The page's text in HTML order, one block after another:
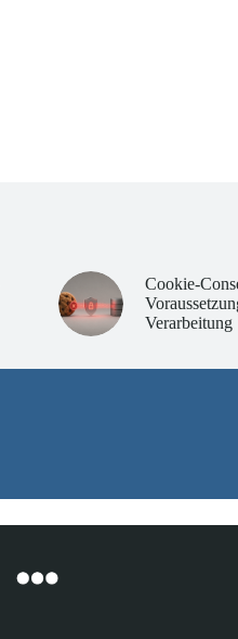
Cookie-
Verarbeitung